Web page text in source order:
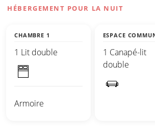
HÉBERGEMENT POUR LA NUIT
CHAMBRE 1
1 Lit double
Armoire
ESPACE
1 Canapé-lit
double